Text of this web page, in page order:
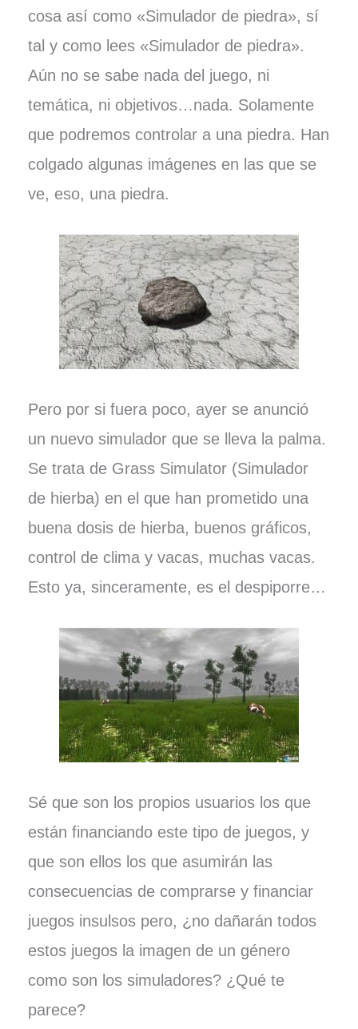
cosa así como «Simulador de piedra», sí
tal y como lees «Simulador de piedra».
Aún no se sabe nada del juego, ni
temática, ni objetivos…nada. Solamente
que podremos controlar a una piedra. Han
colgado algunas imágenes en las que se
ve, eso, una piedra.
Pero por si fuera poco, ayer se anunció
un nuevo simulador que se lleva la palma.
Se trata de Grass Simulator (Simulador
de hierba) en el que han prometido una
buena dosis de hierba, buenos gráficos,
control de clima y vacas, muchas vacas.
Esto ya, sinceramente, es el despiporre…
Sé que son los propios usuarios los que
están financiando este tipo de juegos, y
que son ellos los que asumirán las
consecuencias de comprarse y financiar
juegos insulsos pero, ¿no dañarán todos
estos juegos la imagen de un género
como son los simuladores? ¿Qué te
parece?